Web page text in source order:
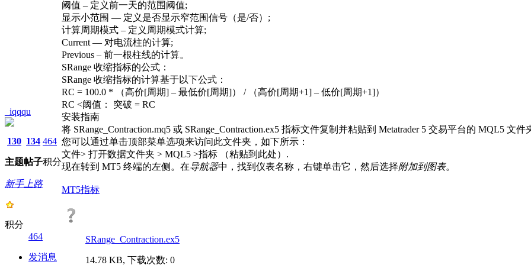
_iqqqu
130
主题
134
帖子
464
积分
新手上路
积分
464
发消息
阈值 – 定义前一天的范围阈值;
显示小范围 ― 定义是否显示窄范围信号（是/否）;
计算周期模式 – 定义周期模式计算;
Current ― 对电流柱的计算;
Previous – 前一根柱线的计算。
SRange 收缩指标的公式：
SRange 收缩指标的计算基于以下公式：
RC = 100.0 * （高价[周期] – 最低价[周期]） / （高价[周期+1] – 低价[周期+1]）
RC <阈值： 突破 = RC
安装指南
将 SRange_Contraction.mq5 或 SRange_Contraction.ex5 指标文件复制并粘贴到 Metatrader 5 交易平台的 MQL5 文件
您可以通过单击顶部菜单选项来访问此文件夹，如下所示：
文件> 打开数据文件夹 > MQL5 >指标 （粘贴到此处）.
现在转到 MT5 终端的左侧。在导航器中，找到仪表名称，右键单击它，然后选择附加到图表。
MT5指标
SRange_Contraction.ex5
14.78 KB, 下载次数: 0